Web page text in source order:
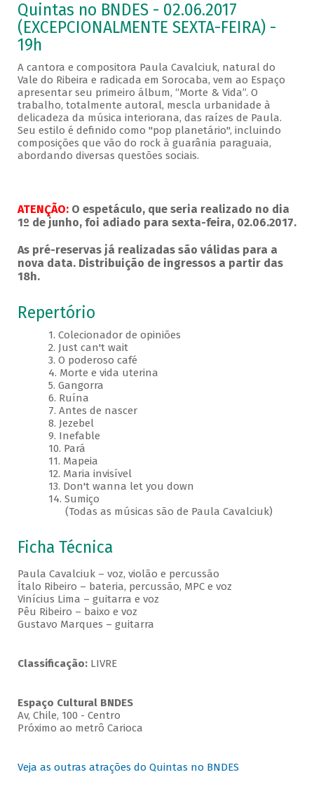
Quintas no BNDES - 02.06.2017
(EXCEPCIONALMENTE SEXTA-FEIRA) -
19h
A cantora e compositora Paula Cavalciuk, natural do
Vale do Ribeira e radicada em Sorocaba, vem ao Espaço
apresentar seu primeiro álbum, “Morte & Vida”. O
trabalho, totalmente autoral, mescla urbanidade à
delicadeza da música interiorana, das raízes de Paula.
Seu estilo é definido como "pop planetário", incluindo
composições que vão do rock à guarânia paraguaia,
abordando diversas questões sociais.
ATENÇÃO:O espetáculo, que seria realizado no dia
1º de junho, foi adiado para sexta-feira, 02.06.2017.
As pré-reservas já realizadas são válidas para a
nova data. Distribuição de ingressos a partir das
18h.
Repertório
1. Colecionador de opiniões
2. Just can't wait
3. O poderoso café
4. Morte e vida uterina
5. Gangorra
6. Ruína
7. Antes de nascer
8. Jezebel
9. Inefable
10. Pará
11. Mapeia
12. Maria invisível
13. Don't wanna let you down
14. Sumiço
(Todas as músicas são de Paula Cavalciuk)
Ficha Técnica
Paula Cavalciuk – voz, violão e percussão
Ítalo Ribeiro – bateria, percussão, MPC e voz
Vinícius Lima – guitarra e voz
Pêu Ribeiro – baixo e voz
Gustavo Marques – guitarra
Classificação: LIVRE
Espaço Cultural BNDES
Av, Chile, 100 - Centro
Próximo ao metrô Carioca
Veja as outras atrações do Quintas no BNDES